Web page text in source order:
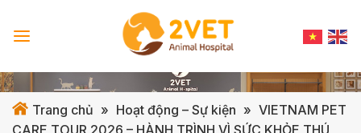
Trang chủ » Hoạt động – Sự kiện » VIETNAM PET
CARE TOUR 2026 – HÀNH TRÌNH VÌ SỨC KHỎE THÚ